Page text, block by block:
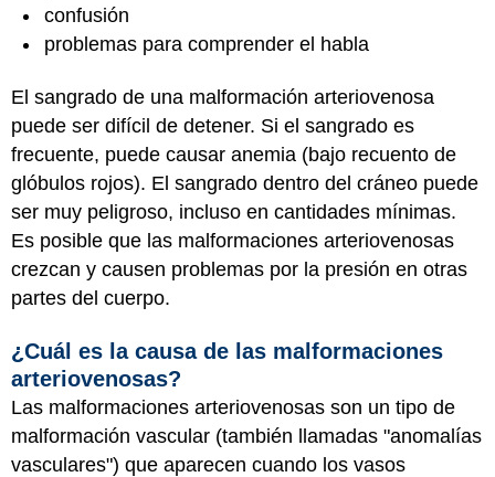
confusión
problemas para comprender el habla
El sangrado de una malformación arteriovenosa
puede ser difícil de detener. Si el sangrado es
frecuente, puede causar anemia (bajo recuento de
glóbulos rojos). El sangrado dentro del cráneo puede
ser muy peligroso, incluso en cantidades mínimas.
Es posible que las malformaciones arteriovenosas
crezcan y causen problemas por la presión en otras
partes del cuerpo.
¿Cuál es la causa de las malformaciones
arteriovenosas?
Las malformaciones arteriovenosas son un tipo de
malformación vascular (también llamadas "anomalías
vasculares") que aparecen cuando los vasos